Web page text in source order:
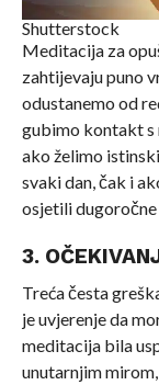
Shutterstock
Meditacija za
zahtijevaju puno
odustanemo od
gubimo kontakt s
ako želimo
svaki dan, čak i
osjetili
3.
Treća česta
je uvjerenje da
meditacija bila
unutarnjim